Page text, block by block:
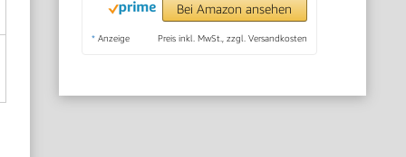
Bei Amazon ansehen
* Anzeige Preis inkl. MwSt., zzgl. Versandkosten